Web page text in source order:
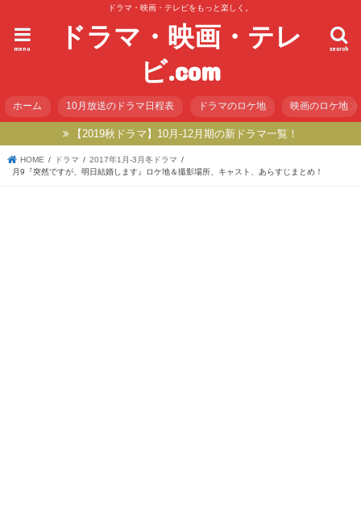
ドラマ・映画・テレビをもっと楽しく。
ドラマ・映画・テレ
ビ.com
search
menu
ホーム 10月放送のドラマ日程表 ドラマのロケ地 映画のロケ地
【2019秋ドラマ】10月-12月期の新ドラマ一覧！
HOME ドラマ
2017年1月-3月冬ドラマ
月9『突然ですが、明日結婚します』ロケ地＆撮影場所、キャスト、あらすじまとめ！